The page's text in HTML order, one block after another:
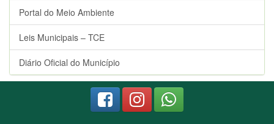
Portal do Meio Ambiente
Leis Municipais – TCE
Diário Oficial do Município